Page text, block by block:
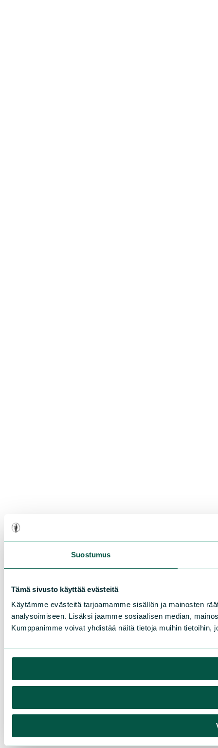
Suostumus
Tämä sivusto käyttää evästeitä
Käytämme evästeitä tarjoamamme sisällön ja mainosten
analysoimiseen. Lisäksi jaamme sosiaalisen median,
Kumppanimme voivat yhdistää näitä tietoja muihin tietoihin,